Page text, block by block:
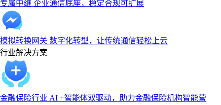
专属中继 企业通信底座，稳定合规可扩展
模拟转换网关 数字化转型，让传统通信轻松上云
行业解决方案
金融保险行业 AI +智能体双驱动，助力金融保险机构智能营